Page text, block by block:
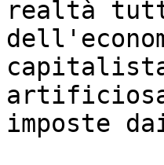
realtà
imposte